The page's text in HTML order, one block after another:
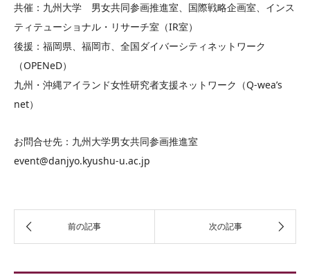
共催：九州大学 男女共同参画推進室、国際戦略企画室、インス
ティテューショナル・リサーチ室（IR室）
後援：福岡県、福岡市、全国ダイバーシティネットワーク
（OPENeD）
九州・沖縄アイランド女性研究者支援ネットワーク（Q-wea’s
net）
お問合せ先：九州大学男女共同参画推進室
event@danjyo.kyushu-u.ac.jp